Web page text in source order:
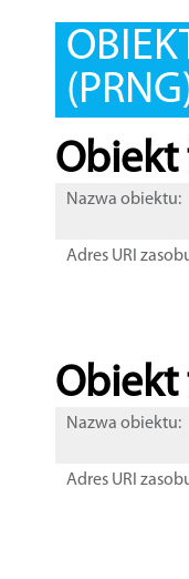
Obiekt
Nazwa obiektu:
Adres URI
Obiekt
Nazwa obiektu:
Adres URI